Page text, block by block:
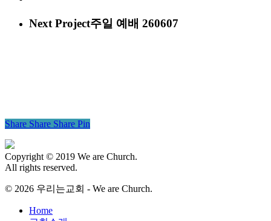
Next Project주일 예배 260607
Share Share Share Pin
Copyright © 2019 We are Church.
All rights reserved.
© 2026 우리는교회 - We are Church.
Close
Home